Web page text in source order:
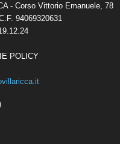
- Corso Vittorio Emanuele, 78
94069320631
POLICY